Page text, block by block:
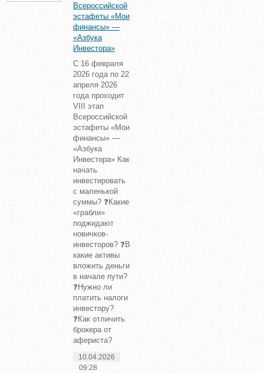
Всероссийской
эстафеты «Мои
финансы» —
«Азбука
Инвестора»
С 16 февраля
2026 года по 22
апреля 2026
года проходит
VIII этап
Всероссийской
эстафеты «Мои
финансы» —
«Азбука
Инвестора» Как
начать
инвестировать
с маленькой
суммы? ❓Какие
«грабли»
поджидают
новичков-
инвесторов? ❓В
какие активы
вложить деньги
в начале пути?
❓Нужно ли
платить налоги
инвестору?
❓Как отличить
брокера от
афериста?
10.04.2026
09:28